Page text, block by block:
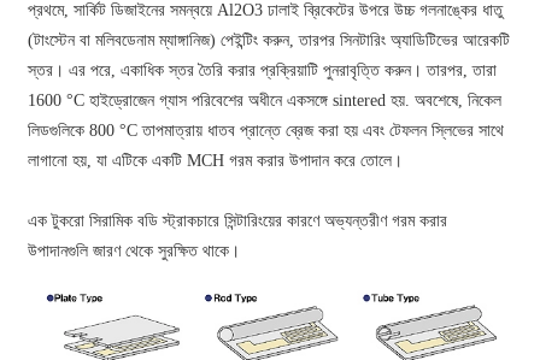
প্রথমে, সার্কিট ডিজাইনের সমন্বয়ে Al2O3 ঢালাই ব্রিকেটের উপরে উচ্চ গলনাঙ্কের ধাতু
(টাংস্টেন বা মলিবডেনাম ম্যাঙ্গানিজ) পেইন্টিং করুন, তারপর সিনটারিং অ্যাডিটিভের আরেকটি
স্তর। এর পরে, একাধিক স্তর তৈরি করার প্রক্রিয়াটি পুনরাবৃত্তি করুন। তারপর, তারা
1600 °C হাইড্রোজেন গ্যাস পরিবেশের অধীনে একসঙ্গে sintered হয়. অবশেষে, নিকেল
লিডগুলিকে 800 °C তাপমাত্রায় ধাতব প্রান্তে ব্রেজ করা হয় এবং টেফলন স্লিভের সাথে
লাগানো হয়, যা এটিকে একটি MCH গরম করার উপাদান করে তোলে।
এক টুকরো সিরামিক বডি স্ট্রাকচারে সিন্টারিংয়ের কারণে অভ্যন্তরীণ গরম করার
উপাদানগুলি জারণ থেকে সুরক্ষিত থাকে।